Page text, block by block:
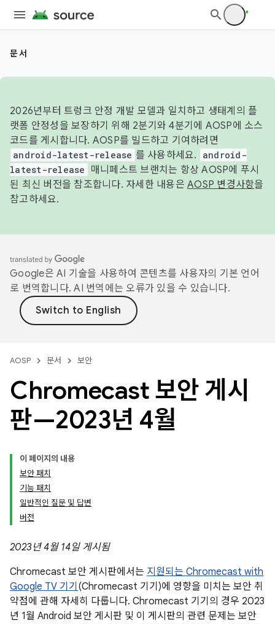
문서
2026년부터 트렁크 안정 개발 모델과 일치하고 생태계의 플
랫폼 안정성을 보장하기 위해 2분기와 4분기에 AOSP에 소스
코드를 게시합니다. AOSP를 빌드하고 기여하려면
android-latest-release 를 사용하세요.
android-
latest-release
매니페스트 브랜치는 항상 AOSP에 푸시
된 최신 버전을 참조합니다. 자세한 내용은 AOSP 변경사항을
참고하세요.
Google은 AI 기술을 사용하여 콘텐츠를 사용자의 기본 언어
로 번역합니다. AI 번역에는 오류가 있을 수 있습니다.
AOSP 문서 보안
Chromecast 보안 게시
판—2023년 4월
이 페이지의 내용
보안 패치
기능 패치
일반적인 질문 및 답변
버전
2023년 4월 14일 게시됨
Chromecast 보안 게시판에서는 지원되는 Chromecast with
Google TV 기기 (Chromecast 기기)에 영향을 미치는 보안 취
약점에 관해 자세히 다룹니다. Chromecast 기기의 경우 2023
년 1월 Android 보안 게시판 및 이 게시판의 관련 문제는 보안